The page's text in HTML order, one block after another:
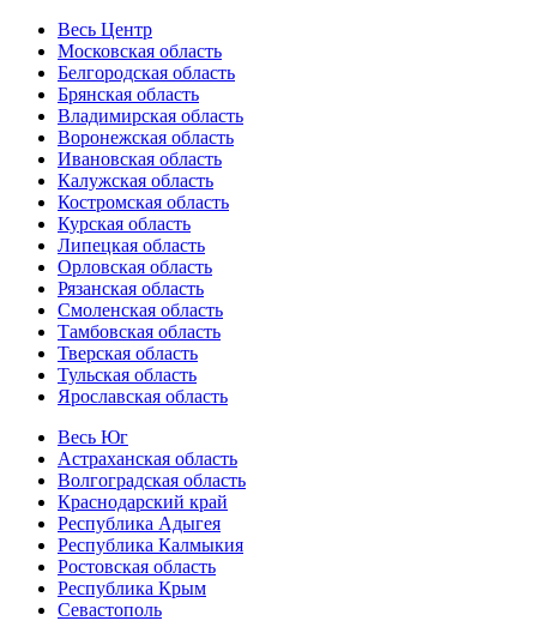
Весь Центр
Московская область
Белгородская область
Брянская область
Владимирская область
Воронежская область
Ивановская область
Калужская область
Костромская область
Курская область
Липецкая область
Орловская область
Рязанская область
Смоленская область
Тамбовская область
Тверская область
Тульская область
Ярославская область
Весь Юг
Астраханская область
Волгоградская область
Краснодарский край
Республика Адыгея
Республика Калмыкия
Ростовская область
Республика Крым
Севастополь